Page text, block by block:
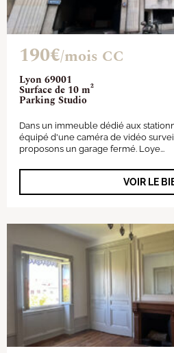
Lyon 69001
Surface de 10 m²
Parking Studio
190€/mois CC
Dans un immeuble dédié aux
équipé d'une caméra de vidéo
proposons un garage fermé. Loye...
VOIR LE